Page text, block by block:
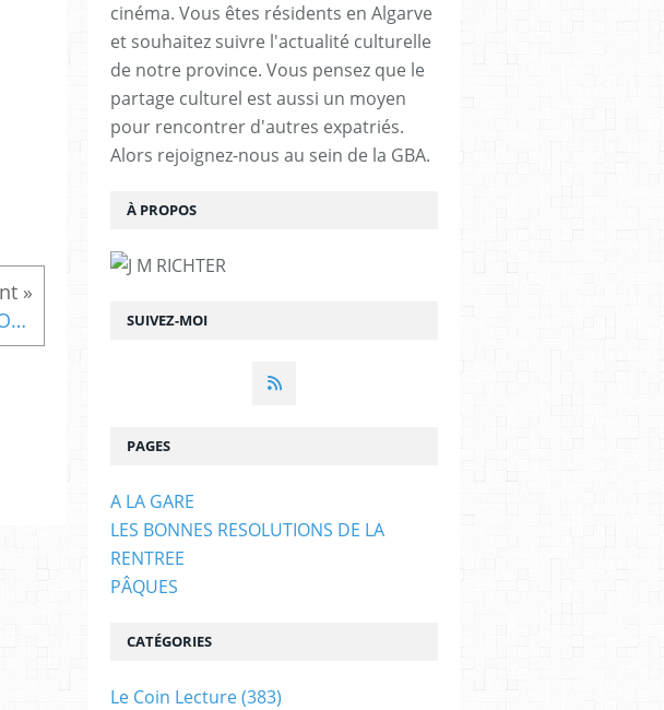
LA BIBLIOTHEQUE DE LA FONDATION FRANCKE (HALLE) SUIVEZ-MOI
cinéma. Vous êtes résidents en Algarve
et souhaitez suivre l'actualité culturelle
de notre province. Vous pensez que le
partage culturel est aussi un moyen
pour rencontrer d'autres expatriés.
Alors rejoignez-nous au sein de la GBA.
À PROPOS
PAGES
A LA GARE
LES BONNES RESOLUTIONS DE LA
RENTREE
PÂQUES
CATÉGORIES
Le Coin Lecture(383)